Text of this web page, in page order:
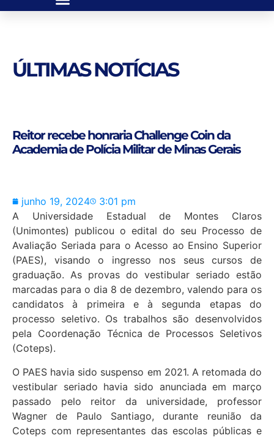
ÚLTIMAS NOTÍCIAS
Reitor recebe honraria Challenge Coin da
Academia de Polícia Militar de Minas Gerais
junho 19, 2024
3:01 pm
A Universidade Estadual de Montes Claros
(Unimontes) publicou o edital do seu Processo de
Avaliação Seriada para o Acesso ao Ensino Superior
(PAES), visando o ingresso nos seus cursos de
graduação. As provas do vestibular seriado estão
marcadas para o dia 8 de dezembro, valendo para os
candidatos à primeira e à segunda etapas do
processo seletivo. Os trabalhos são desenvolvidos
pela Coordenação Técnica de Processos Seletivos
(Coteps).
O PAES havia sido suspenso em 2021. A retomada do
vestibular seriado havia sido anunciada em março
passado pelo reitor da universidade, professor
Wagner de Paulo Santiago, durante reunião da
Coteps com representantes das escolas públicas e